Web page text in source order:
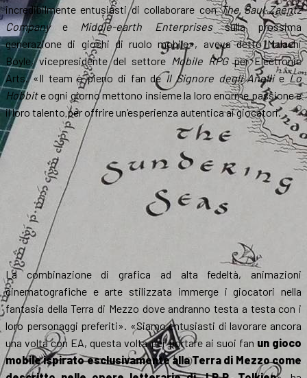
incredibilmente entusiasti di collaborare conThe Saul Zaentz
Companye Middle-earth Enterprisessulla prossima
generazione di giochi di ruolo mobile», aveva detto Malachi
Boyle, vicepresidente del settore Mobile RPGper Electronic
Arts. «Il team è pieno di fan de Il Signore degli AnellieLo
Hobbite ogni giorno mettono insieme la loro enorme passione e
il loro talento per offrire un’esperienza autentica ai giocatori.
La combinazione di grafica ad alta fedeltà, animazioni
cinematografiche e arte stilizzata immerge i giocatori nella
fantasia della Terra di Mezzo dove andranno testa a testa con i
loro personaggi preferiti». «Siamo entusiasti di lavorare ancora
una volta con EA, questa volta per portare ai suoi fan un gioco
mobile ispirato esclusivamente alla Terra di Mezzo come